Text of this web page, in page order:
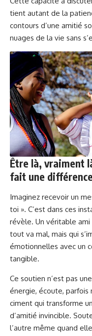
tient autant de la
contours d’une amitié
nuages de la vie sans
Être là, vraiment
fait une
Imaginez recevoir un
toi ». C’est dans ces
révèle. Un véritable ami
tout va mal, mais qui
émotionnelles avec un
tangible.
Ce soutien n’est pas
énergie, écoute, parfois
ciment qui transforme
d’amitié invincible.
l’autre même quand